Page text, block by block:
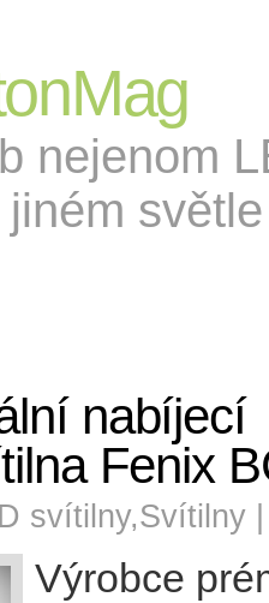
nejenom
nabíjecí
Fenix
svítilny,Svítilny
Výrobce